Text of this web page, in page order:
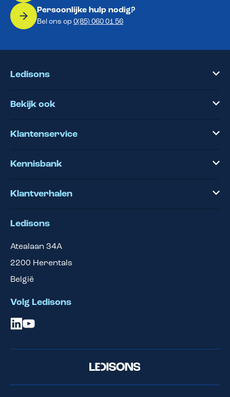
Persoonlijke hulp nodig?
Bel ons op 0(85) 060 01 56
Ledisons
Bekijk ook
Klantenservice
Kennisbank
Klantverhalen
Ledisons
Atealaan 34A
2200 Herentals
België
Volg Ledisons